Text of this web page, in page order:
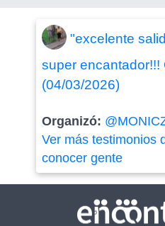
"excelente
super encantador!!!
(04/03/2026)
Organizó:
Ver más testimonios
conocer gente